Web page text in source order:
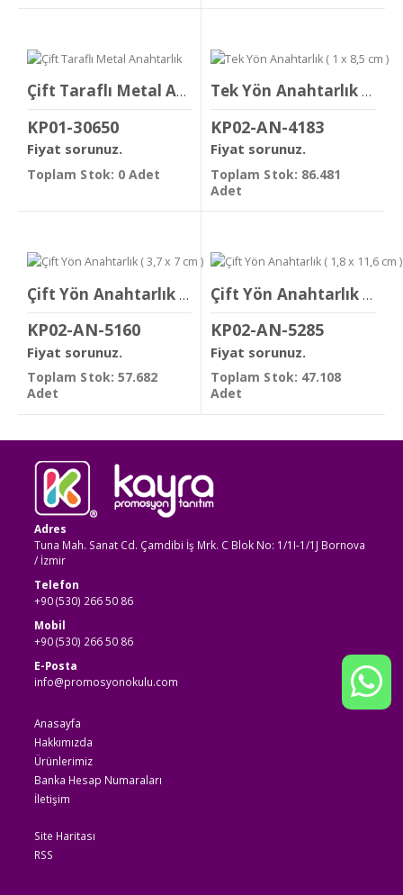
Çift Taraflı Metal Anahtarlık
KP01-30650
Fiyat sorunuz.
Toplam Stok: 0 Adet
Tek Yön Anahtarlık ( 1 x 8,5 cm )
KP02-AN-4183
Fiyat sorunuz.
Toplam Stok: 86.481
Adet
Çift Yön Anahtarlık ( 3,7 x 7 cm )
KP02-AN-5160
Fiyat sorunuz.
Toplam Stok: 57.682
Adet
Çift Yön Anahtarlık ( 1,8 x 11,6 cm )
KP02-AN-5285
Fiyat sorunuz.
Toplam Stok: 47.108
Adet
Adres
Tuna Mah. Sanat Cd. Çamdibi İş Mrk. C Blok No: 1/1I-1/1J Bornova
/ İzmir
Telefon
+90 (530) 266 50 86
Mobil
+90 (530) 266 50 86
E-Posta
info@promosyonokulu.com
Anasayfa
Hakkımızda
Ürünlerimiz
Banka Hesap Numaraları
İletişim
Site Haritası
RSS